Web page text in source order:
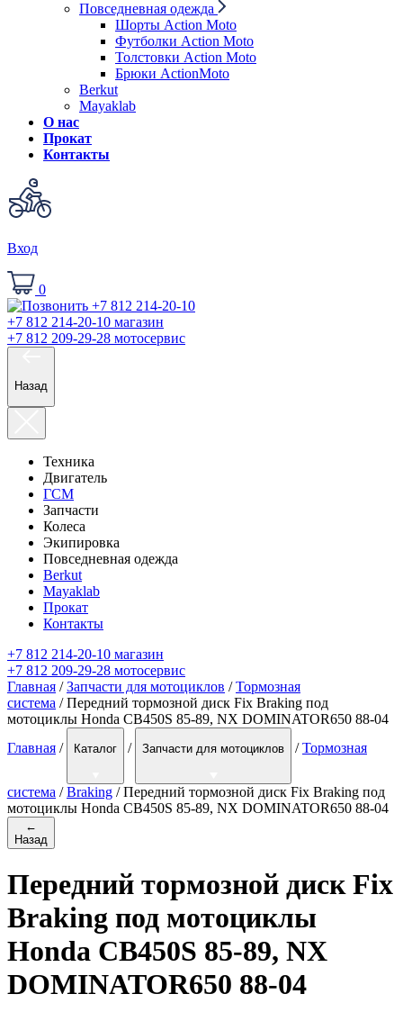
Повседневная одежда
Шорты Action Moto
Футболки Action Moto
Толстовки Action Moto
Брюки ActionMoto
Berkut
Mayaklab
О нас
Прокат
Контакты
Вход
0
+7 812 214-20-10 магазин
+7 812 209-29-28 мотосервис
Назад
Техника
Двигатель
ГСМ
Запчасти
Колеса
Экипировка
Повседневная одежда
Berkut
Mayaklab
Прокат
Контакты
+7 812 214-20-10 магазин
+7 812 209-29-28 мотосервис
Главная /Запчасти для мотоциклов /Тормозная
система / Передний тормозной диск Fix Braking под
мотоциклы Honda CB450S 85-89, NX DOMINATOR650 88-04
Главная / Каталог / Запчасти для мотоциклов / Тормозная
система / Braking / Передний тормозной диск Fix Braking под
мотоциклы Honda CB450S 85-89, NX DOMINATOR650 88-04
←
Назад
Передний тормозной диск Fix
Braking под мотоциклы
Honda CB450S 85-89, NX
DOMINATOR650 88-04